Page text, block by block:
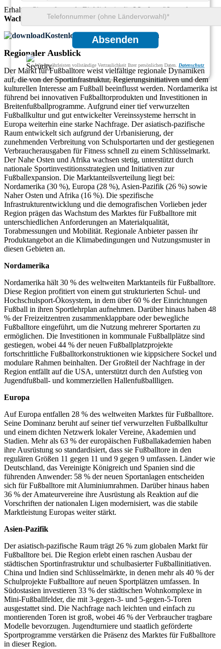
Absenden
Wir gewährleisten vollständige Vertraulichkeit Ihrer persönlichen Daten. Datenschutz
Erhalten Sie umfassende Einblicke in dieMarktgrößeund
Wachstumstrends
Kostenloses Muster herunterladen
Regionaler Ausblick
Der Markt für Fußballtore weist vielfältige regionale Dynamiken
auf, die von der Sportinfrastruktur, Regierungsinitiativen und dem
kulturellen Interesse am Fußball beeinflusst werden. Nordamerika ist
führend bei innovativen Fußballtorprodukten und Investitionen in
Breitenfußballprogramme. Aufgrund einer tief verwurzelten
Fußballkultur und gut entwickelter Vereinssysteme herrscht in
Europa weiterhin eine starke Nachfrage. Der asiatisch-pazifische
Raum entwickelt sich aufgrund der Urbanisierung, der
zunehmenden Verbreitung von Schulsportarten und der gestiegenen
Verbraucherausgaben für Fitness schnell zu einem Schlüsselmarkt.
Der Nahe Osten und Afrika wachsen stetig, unterstützt durch
nationale Sportinvestitionsstrategien und Initiativen zur
Fußballexpansion. Die Marktanteilsverteilung liegt bei:
Nordamerika (30 %), Europa (28 %), Asien-Pazifik (26 %) sowie
Naher Osten und Afrika (16 %). Die spezifische
Infrastrukturentwicklung und die demografischen Vorlieben jeder
Region prägen das Wachstum des Marktes für Fußballtore mit
unterschiedlichen Anforderungen an Materialqualität,
Torabmessungen und Mobilität. Regionale Anbieter passen ihr
Produktangebot an die Klimabedingungen und Nutzungsmuster in
diesen Gebieten an.
Nordamerika
Nordamerika hält 30 % des weltweiten Marktanteils für Fußballtore.
Diese Region profitiert von einem gut strukturierten Schul- und
Hochschulsport-Ökosystem, in dem über 60 % der Einrichtungen
Fußball in ihren Sportlehrplan aufnehmen. Darüber hinaus haben 48
% der Freizeitzentren zusammenklappbare oder bewegliche
Fußballtore eingeführt, um die Nutzung mehrerer Sportarten zu
ermöglichen. Die Investitionen in kommunale Fußballplätze sind
gestiegen, wobei 44 % der neuen Fußballplatzprojekte
fortschrittliche Fußballtorkonstruktionen wie kippsichere Sockel und
modulare Rahmen beinhalten. Der Großteil der Nachfrage in der
Region entfällt auf die USA, unterstützt durch den Aufstieg von
Jugendfußball- und kommerziellen Hallenfußballligen.
Europa
Auf Europa entfallen 28 % des weltweiten Marktes für Fußballtore.
Seine Dominanz beruht auf seiner tief verwurzelten Fußballkultur
und einem dichten Netzwerk lokaler Vereine, Akademien und
Stadien. Mehr als 63 % der europäischen Fußballakademien haben
ihre Ausrüstung so standardisiert, dass sie Fußballtore in den
regulären Größen 11 gegen 11 und 9 gegen 9 umfassen. Länder wie
Deutschland, das Vereinigte Königreich und Spanien sind die
führenden Anwender: 58 % der neuen Sportanlagen entscheiden
sich für Fußballtore mit Aluminiumrahmen. Darüber hinaus haben
36 % der Amateurvereine ihre Ausrüstung als Reaktion auf die
Vorschriften der nationalen Ligen modernisiert, was die stabile
Marktleistung Europas weiter stärkt.
Asien-Pazifik
Der asiatisch-pazifische Raum trägt 26 % zum globalen Markt für
Fußballtore bei. Die Region erlebt einen raschen Ausbau der
städtischen Sportinfrastruktur und schulbasierter Fußballinitiativen.
China und Indien sind Schlüsselmärkte, in denen mehr als 40 % der
Schulprojekte Fußballtore auf neuen Sportplätzen umfassen. In
Südostasien investieren 33 % der städtischen Wohnkomplexe in
Mini-Fußballfelder, die mit 3-gegen-3- und 5-gegen-5-Toren
ausgestattet sind. Die Nachfrage nach leichten und einfach zu
montierenden Toren ist groß, wobei 46 % der Verbraucher tragbare
Modelle bevorzugen. Jugendturniere und staatlich geförderte
Sportprogramme verstärken die Präsenz des Marktes für Fußballtore
in dieser Region.